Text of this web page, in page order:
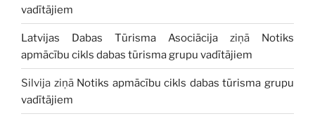
vadītājiem
Latvijas Dabas Tūrisma Asociācija ziņā Notiks
apmācību cikls dabas tūrisma grupu vadītājiem
Silvija ziņā Notiks apmācību cikls dabas tūrisma grupu
vadītājiem